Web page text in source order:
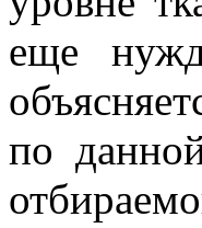
еще
по